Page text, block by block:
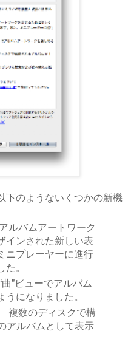
下のようないくつかの新機
アルバムアートワーク
インされた新しい表
ニプレーヤーに進行
。
曲”ビューでアルバム
になりました。
複数のディスクで構
アルバムとして表示